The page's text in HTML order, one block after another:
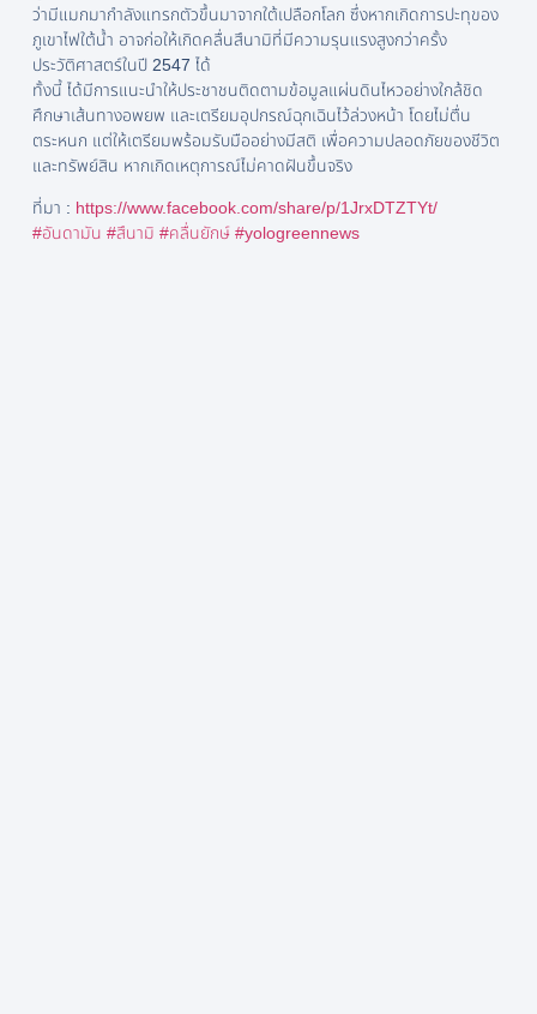
ว่ามีแมกมากำลังแทรกตัวขึ้นมาจากใต้เปลือกโลก ซึ่งหากเกิดการปะทุของ
ภูเขาไฟใต้น้ำ อาจก่อให้เกิดคลื่นสึนามิที่มีความรุนแรงสูงกว่าครั้ง
ประวัติศาสตร์ในปี 2547 ได้
ทั้งนี้ ได้มีการแนะนำให้ประชาชนติดตามข้อมูลแผ่นดินไหวอย่างใกล้ชิด
ศึกษาเส้นทางอพยพ และเตรียมอุปกรณ์ฉุกเฉินไว้ล่วงหน้า โดยไม่ตื่น
ตระหนก แต่ให้เตรียมพร้อมรับมืออย่างมีสติ เพื่อความปลอดภัยของชีวิต
และทรัพย์สิน หากเกิดเหตุการณ์ไม่คาดฝันขึ้นจริง
ที่มา : https://www.facebook.com/share/p/1JrxDTZTYt/
#อันดามัน #สึนามิ #คลื่นยักษ์ #yologreennews